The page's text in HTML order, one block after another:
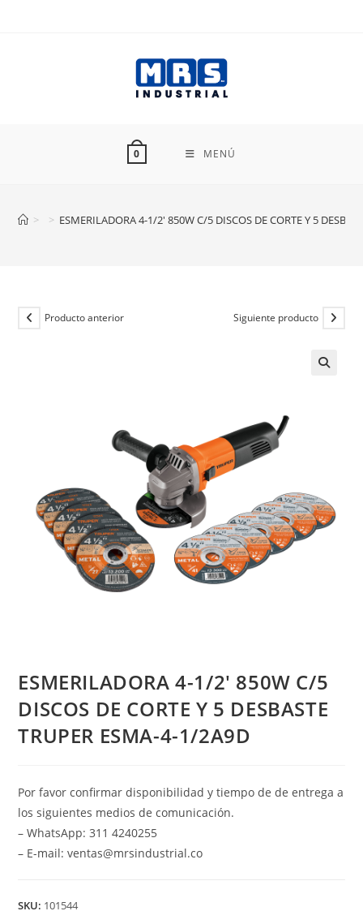
0 MENÚ
> > ESMERILADORA 4-1/2′ 850W C/5 DISCOS DE CORTE Y 5
Producto anterior Siguiente producto
ESMERILADORA 4-1/2′ 850W C/5
DISCOS DE CORTE Y 5 DESBASTE
TRUPER ESMA-4-1/2A9D
Por favor confirmar disponibilidad y tiempo de de entrega a
los siguientes medios de comunicación.
– WhatsApp: 311 4240255
– E-mail: ventas@mrsindustrial.co
SKU: 101544